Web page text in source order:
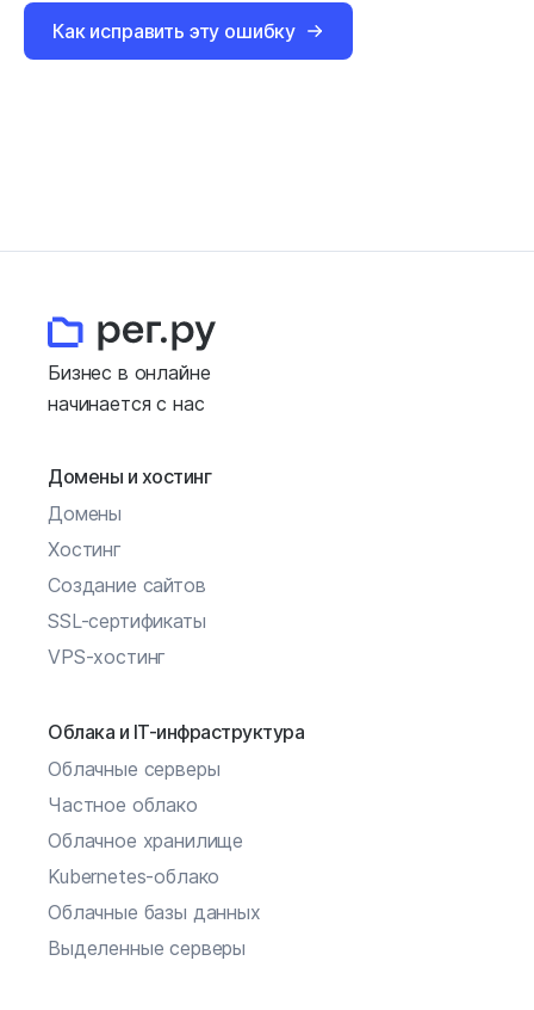
Как исправить эту ошибку
Бизнес в онлайне
начинается с нас
Домены и хостинг
Домены
Хостинг
Создание сайтов
SSL-сертификаты
VPS-хостинг
Облака и IT-инфраструктура
Облачные серверы
Частное облако
Облачное хранилище
Kubernetes-облако
Облачные базы данных
Выделенные серверы